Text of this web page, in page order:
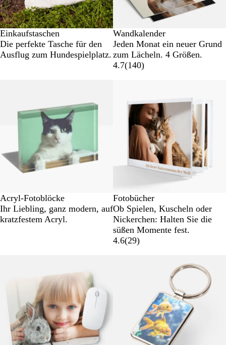
Einkaufstaschen
Die perfekte Tasche für den
Ausflug zum Hundespielplatz.
Wandkalender
Jeden Monat ein neuer Grund
zum Lächeln. 4 Größen.
4.7(140)
Acryl-Fotoblöcke
Ihr Liebling, ganz modern, auf
kratzfestem Acryl.
Fotobücher
Ob Spielen, Kuscheln oder
Nickerchen: Halten Sie die
süßen Momente fest.
4.6(29)